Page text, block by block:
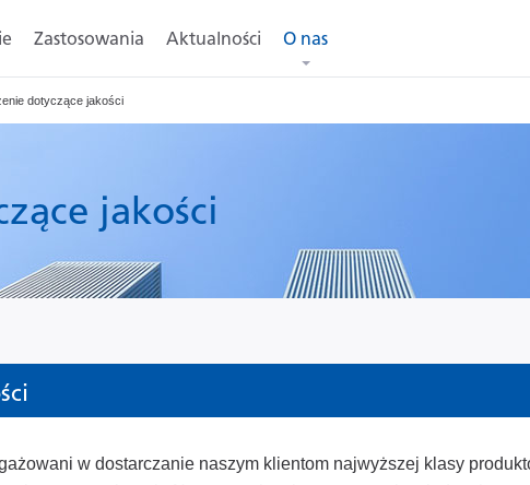
Zastosowania Aktualności O nas
dotyczące jakości
jakości
w dostarczanie naszym klientom najwyższej klasy